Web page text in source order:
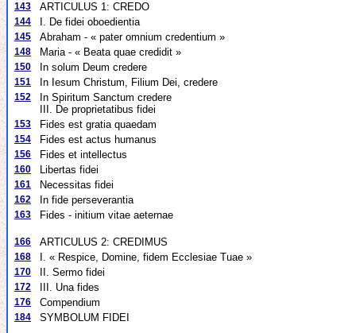
143 ARTICULUS 1: CREDO
144 I. De fidei oboedientia
145 Abraham - « pater omnium credentium »
148 Maria - « Beata quae credidit »
150 In solum Deum credere
151 In Iesum Christum, Filium Dei, credere
152
In Spiritum Sanctum credere
III. De proprietatibus fidei
153 Fides est gratia quaedam
154 Fides est actus humanus
156 Fides et intellectus
160 Libertas fidei
161 Necessitas fidei
162 In fide perseverantia
163 Fides - initium vitae aeternae
166 ARTICULUS 2: CREDIMUS
168 I. « Respice, Domine, fidem Ecclesiae Tuae »
170 II. Sermo fidei
172 III. Una fides
176 Compendium
184
SYMBOLUM FIDEI